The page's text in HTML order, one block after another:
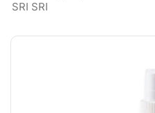
SRI SRI